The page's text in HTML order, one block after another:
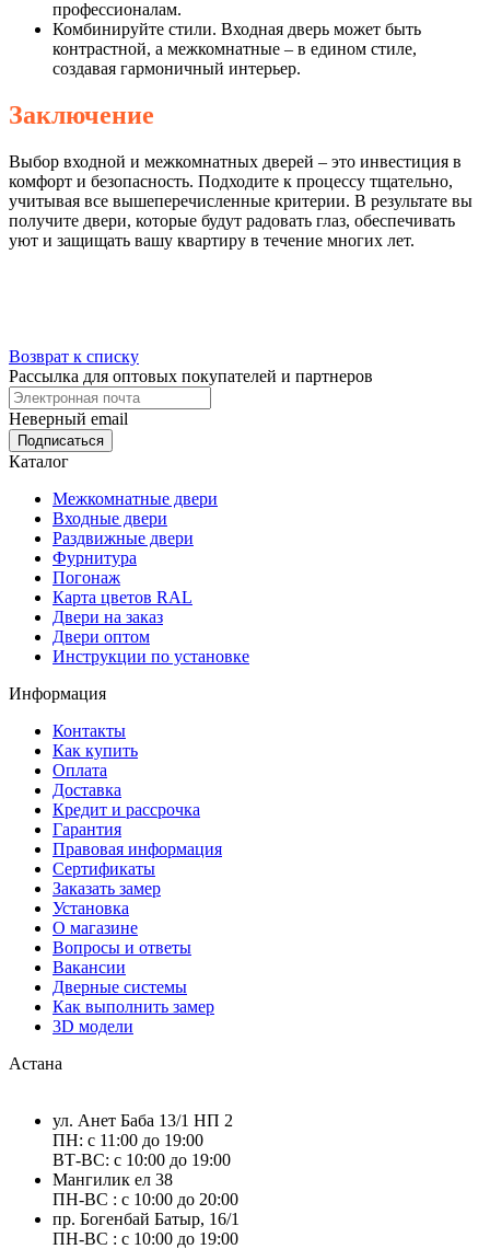
профессионалам.
Комбинируйте стили. Входная дверь может быть
контрастной, а межкомнатные – в едином стиле,
создавая гармоничный интерьер.
Заключение
Выбор входной и межкомнатных дверей – это инвестиция в
комфорт и безопасность. Подходите к процессу тщательно,
учитывая все вышеперечисленные критерии. В результате вы
получите двери, которые будут радовать глаз, обеспечивать
уют и защищать вашу квартиру в течение многих лет.
Возврат к списку
Рассылка для оптовых покупателей и партнеров
Неверный email
Каталог
Межкомнатные двери
Входные двери
Раздвижные двери
Фурнитура
Погонаж
Карта цветов RAL
Двери на заказ
Двери оптом
Инструкции по установке
Информация
Контакты
Как купить
Оплата
Доставка
Кредит и рассрочка
Гарантия
Правовая информация
Сертификаты
Заказать замер
Установка
О магазине
Вопросы и ответы
Вакансии
Дверные системы
Как выполнить замер
3D модели
Астана
ул. Анет Баба 13/1 НП 2
ПН: с 11:00 до 19:00
ВТ-ВС: с 10:00 до 19:00
Мангилик ел 38
ПН-ВС : с 10:00 до 20:00
пр. Богенбай Батыр, 16/1
ПН-ВС : с 10:00 до 19:00